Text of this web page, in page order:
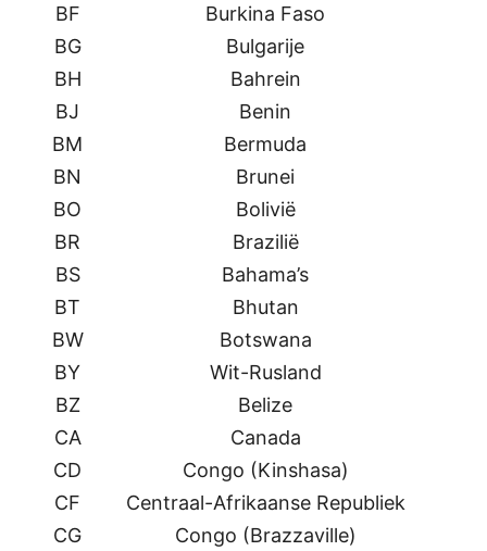
BF
Burkina Faso
BG
Bulgarije
BH
Bahrein
BJ
Benin
BM
Bermuda
BN
Brunei
BO
Bolivië
BR
Brazilië
BS
Bahama’s
BT
Bhutan
BW
Botswana
BY
Wit-Rusland
BZ
Belize
CA
Canada
CD
Congo (Kinshasa)
CF
Centraal-Afrikaanse Republiek
CG
Congo (Brazzaville)